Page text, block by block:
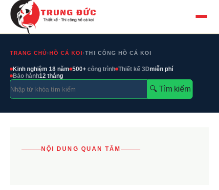
TRANG CHỦ›HỒ CÁ KOI›THI CÔNG HỒ CÁ KOI
Kinh nghiệm 18 năm 500+ công trình Thiết kế 3Dmiễn phí
Bảo hành12 tháng
🔍︎ Tìm kiếm
NỘI DUNG QUAN TÂM